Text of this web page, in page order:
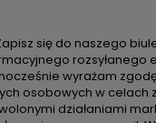
się do naszego
rozsyłanego
wyrażam
osobowych w celach
działaniami